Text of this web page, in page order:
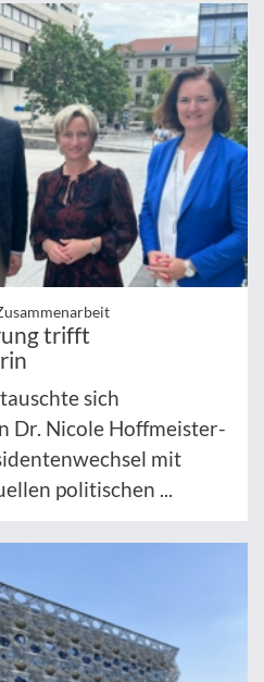
trifft
sich
Dr. Nicole Hoffmeister-
mit
politischen ...